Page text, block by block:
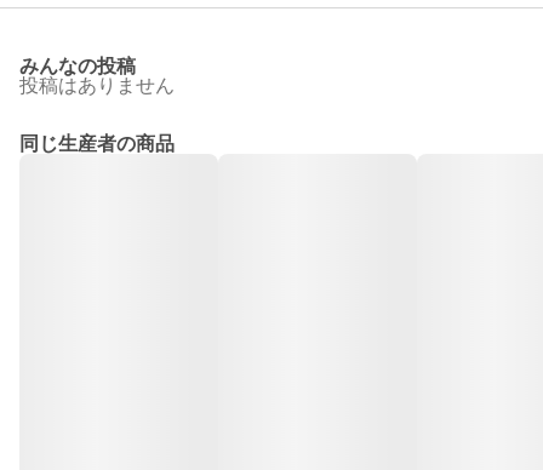
みんなの投稿
投稿はありません
同じ生産者の商品